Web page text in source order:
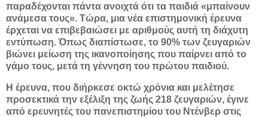
παραδέχονται πάντα ανοιχτά ότι τα παιδιά «μπαίνουν
ανάμεσα τους». Τώρα, μια νέα επιστημονική έρευνα
έρχεται να επιβεβαιώσει με αριθμούς αυτή τη διάχυτη
εντύπωση. Όπως διαπίστωσε, το 90% των ζευγαριών
βιώνει μείωση της ικανοποίησης που παίρνει από το
γάμο τους, μετά τη γέννηση του πρώτου παιδιού.
Η έρευνα, που διήρκεσε οκτώ χρόνια και μελέτησε
προσεκτικά την εξέλιξη της ζωής 218 ζευγαριών, έγινε
από ερευνητές του πανεπιστημίου του Ντένβερ στις